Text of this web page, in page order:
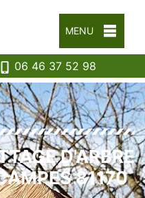
MENU
06 46 37 52 98
D'ARBRE
81170